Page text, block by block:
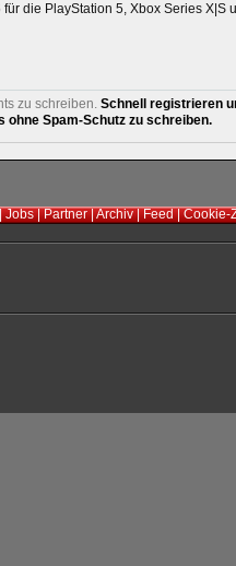
die PlayStation 5, Xbox Series X|S
zu schreiben. Schnell registrieren
ohne Spam-Schutz zu schreiben.
Jobs|Partner|Archiv|Feed|Cookie-